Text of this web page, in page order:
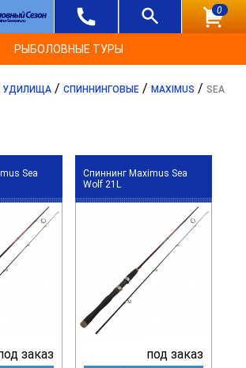
0
РЫБОЛОВНЫЕ ТУРЫ
УДИЛИЩА / СПИННИНГОВЫЕ / MAXIMUS / SEA
Sea
заказ
Спиннинг Maximus Sea
Wolf 21L
под заказ